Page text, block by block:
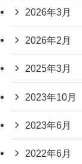
2026年3月
2026年2月
2025年3月
2023年10月
2023年6月
2022年6月